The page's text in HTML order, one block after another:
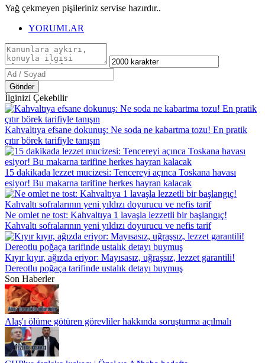
Yağ çekmeyen pişileriniz servise hazırdır..
YORUMLAR
Gönder
İlginizi Çekebilir
Kahvaltıya efsane dokunuş: Ne soda ne kabartma tozu! En pratik
çıtır börek tarifiyle tanışın
15 dakikada lezzet mucizesi: Tencereyi açınca Toskana havası
esiyor! Bu makarna tarifine herkes hayran kalacak
Ne omlet ne tost: Kahvaltıya 1 lavaşla lezzetli bir başlangıç!
Kahvaltı sofralarının yeni yıldızı doyurucu ve nefis tarif
Kıyır kıyır, ağızda eriyor: Mayısasız, uğraşsız, lezzet garantili!
Dereotlu poğaça tarifinde ustalık detayı buymuş
Son Haberler
Alaş'ı ölüme götüren görevliler hakkında soruşturma açılmalı